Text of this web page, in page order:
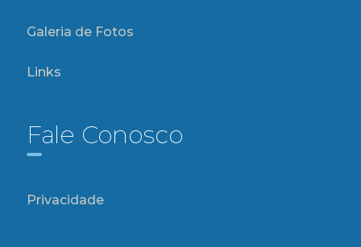
Galeria de Fotos
Links
Fale Conosco
Privacidade